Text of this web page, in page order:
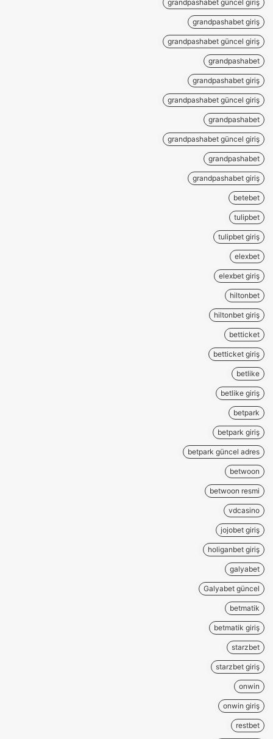
grandpashabet güncel giriş
grandpashabet giriş
grandpashabet güncel giriş
grandpashabet
grandpashabet giriş
grandpashabet güncel giriş
grandpashabet
grandpashabet güncel giriş
grandpashabet
grandpashabet giriş
betebet
tulipbet
tulipbet giriş
elexbet
elexbet giriş
hiltonbet
hiltonbet giriş
betticket
betticket giriş
betlike
betlike giriş
betpark
betpark giriş
betpark güncel adres
betwoon
betwoon resmi
vdcasino
jojobet giriş
holiganbet giriş
galyabet
Galyabet güncel
betmatik
betmatik giriş
starzbet
starzbet giriş
onwin
onwin giriş
restbet